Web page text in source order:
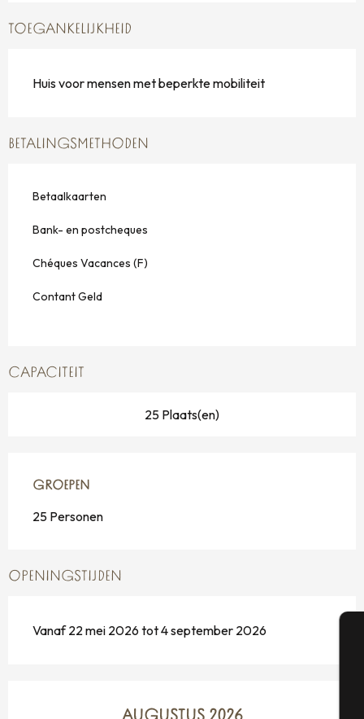
TOEGANKELIJKHEID
Huis voor mensen met beperkte mobiliteit
BETALINGSMETHODEN
Betaalkaarten
Bank- en postcheques
Chéques Vacances (F)
Contant Geld
CAPACITEIT
25 Plaats(en)
GROEPEN
GROEPEN
25 Personen
OPENINGSTIJDEN
Vanaf 22 mei 2026 tot 4 september 2026